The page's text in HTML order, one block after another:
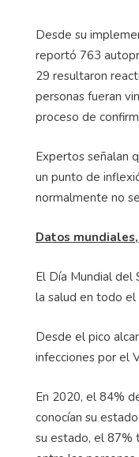
Desde su
reportó 763
29 resultaron
personas fueran
proceso de
Expertos señalan
un punto de
normalmente no
Datos
El Día Mundial del
la salud en todo
Desde el pico
infecciones por el
En 2020, el 84%
conocían su
su estado, el 87%